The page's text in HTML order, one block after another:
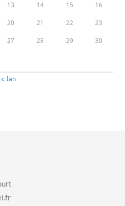
13 14 15 16
20 21 22 23
27 28 29 30
« Jan